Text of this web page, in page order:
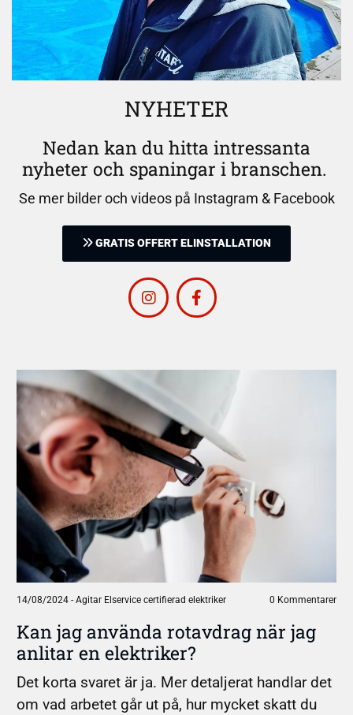
NYHETER
Nedan kan du hitta intressanta
nyheter och spaningar i branschen.
Se mer bilder och videos på Instagram & Facebook
GRATIS OFFERT ELINSTALLATION
14/08/2024 -Agitar Elservice certifierad elektriker 0 Kommentarer
Kan jag använda rotavdrag när jag
anlitar en elektriker?
Det korta svaret är ja. Mer detaljerat handlar det
om vad arbetet går ut på, hur mycket skatt du